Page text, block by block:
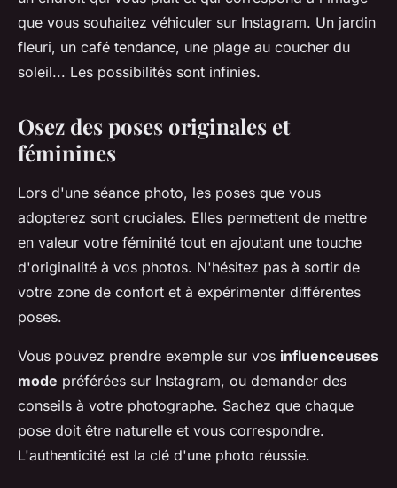
que vous souhaitez véhiculer sur Instagram. Un jardin
fleuri, un café tendance, une plage au coucher du
soleil... Les possibilités sont infinies.
Osez des poses originales et
féminines
Lors d'une séance photo, les poses que vous
adopterez sont cruciales. Elles permettent de mettre
en valeur votre féminité tout en ajoutant une touche
d'originalité à vos photos. N'hésitez pas à sortir de
votre zone de confort et à expérimenter différentes
poses.
Vous pouvez prendre exemple sur vos influenceuses
mode préférées sur Instagram, ou demander des
conseils à votre photographe. Sachez que chaque
pose doit être naturelle et vous correspondre.
L'authenticité est la clé d'une photo réussie.